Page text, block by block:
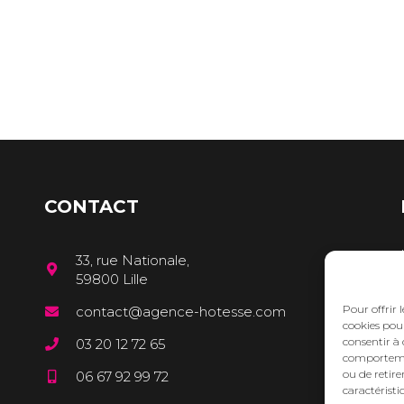
Pour offrir
cookies
consentir à
ou de
CONTACT
33, rue Nationale,
59800 Lille
contact@agence-hotesse.com
03 20 12 72 65
06 67 92 99 72